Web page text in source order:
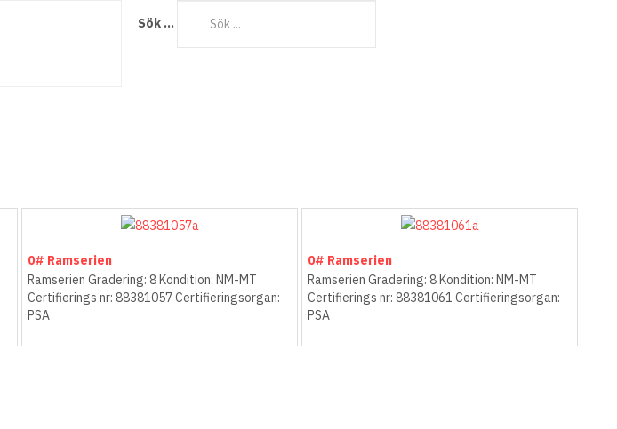
Sök ...
0# Ramserien
Ramserien Gradering: 8 Kondition: NM-MT
Certifierings nr: 88381057 Certifieringsorgan:
PSA
0# Ramserien
Ramserien Gradering: 8 Kondition: NM-MT
Certifierings nr: 88381061 Certifieringsorgan:
PSA